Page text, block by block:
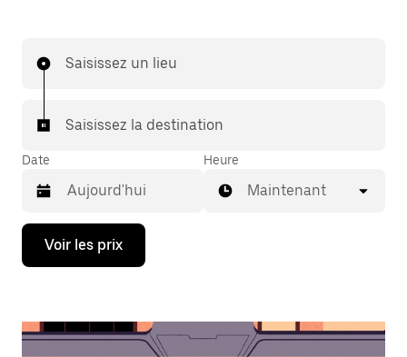
Saisissez un lieu
Saisissez la destination
Date
Appuyez
la
bas
Heure
Maintenant
Voir les prix